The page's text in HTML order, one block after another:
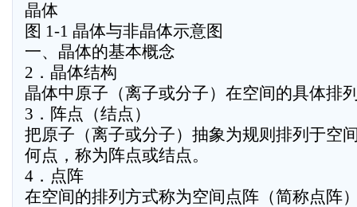
晶体
图 1-1 晶体与非晶体示意图
一、晶体的基本概念
2．晶体结构
晶体中原子（离子或分子）在空间的具体排
3．阵点（结点）
把原子（离子或分子）抽象为规则排列于空
何点，称为阵点或结点。
4．点阵
在空间的排列方式称为空间点阵（简称点阵